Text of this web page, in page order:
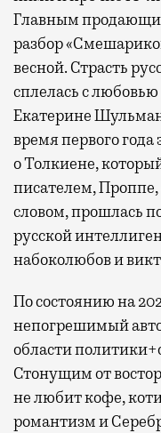
Главным
разбор
весной. Страсть
сплелась с
Екатерине
время первого
о Толкиене,
писателем,
словом, прошлась
русской
набоколюбов и
По состоянию на
непогрешимый
области
Стонущим от
не любит кофе,
романтизм и